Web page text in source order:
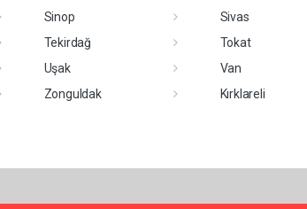
Sinop
Sivas
Tekirdağ
Tokat
Uşak
Van
Zonguldak
Kırklareli